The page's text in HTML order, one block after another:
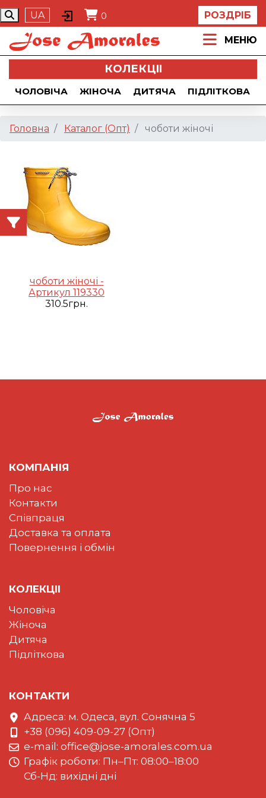
UA 0 РОЗДРІБ
МЕНЮ
КОЛЕКЦII
ЧОЛОВІЧА ЖІНОЧА ДИТЯЧА ПІДЛІТКОВА
Головна Каталог (Опт) чоботи жіночі
чоботи жіночі -
Артикул 119330
310.5грн.
КОМПАНІЯ
Про нас
Контакти
Співпраця
Доставка та оплата
Повернення і обмін
КОЛЕКЦII
Чоловіча
Жіноча
Дитяча
Підліткова
КОНТАКТИ
Адреса: м. Одеса, вул. Сонячна 5
+38 (096) 409-09-27 (Опт)
e-mail: office@jose-amorales.com.ua
Графiк роботи: Пн–Пт: 08:00–18:00
Сб-Нд: вихідні дні